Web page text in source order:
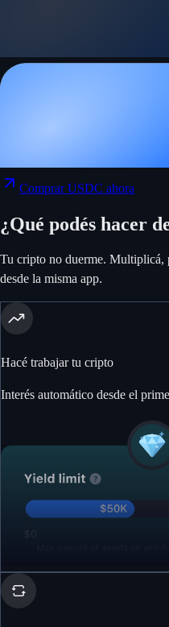
Comprar USDC ahora
¿Qué podés hacer
Tu cripto no duerme.
desde la misma app.
Hacé trabajar tu cripto
Interés automático desde el